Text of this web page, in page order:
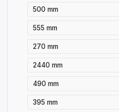
500 mm
555 mm
270 mm
2440 mm
490 mm
395 mm